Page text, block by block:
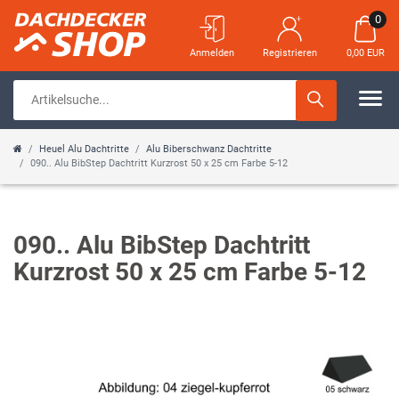
Anmelden Registrieren
0
0,00 EUR
Heuel Alu Dachtritte
Alu Biberschwanz Dachtritte
090.. Alu BibStep Dachtritt Kurzrost 50 x 25 cm Farbe 5-12
090.. Alu BibStep Dachtritt
Kurzrost 50 x 25 cm Farbe 5-12